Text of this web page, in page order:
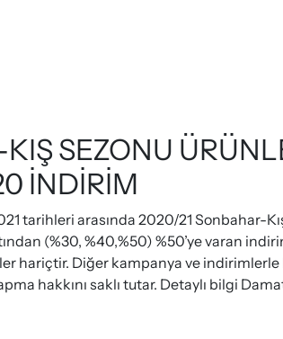
SEZONU
İNDİRİM
tarihleri arasında 2020/21 Sonbahar-
(%30, %40,%50) %50’ye varan
hariçtir. Diğer kampanya ve
hakkını saklı tutar. Detaylı bilgi